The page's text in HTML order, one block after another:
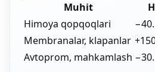
Muhit
Himoya qopqoqlari
Membranalar, klapanlar
Avtoprom, mahkamlash